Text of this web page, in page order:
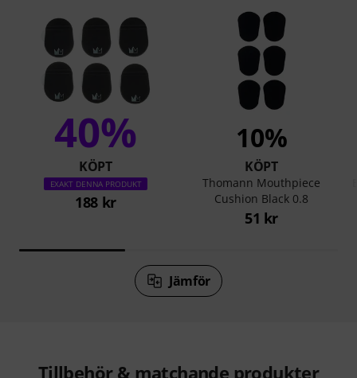
40%
KÖPT
EXAKT DENNA PRODUKT
188 kr
10%
KÖPT
Thomann Mouthpiece
Cushion Black 0.8
51 kr
Jämför
Tillbehör & matchande produkter